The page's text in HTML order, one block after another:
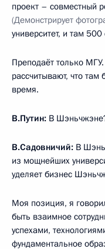
проект – совместный
(Демонстрирует
университет, и там
Преподаёт только
рассчитывают, что
время.
В.Путин: В
В.Садовничий: В
из мощнейших
уделяет бизнес
Моя позиция, я
быть взаимное
успехами,
фундаментальное